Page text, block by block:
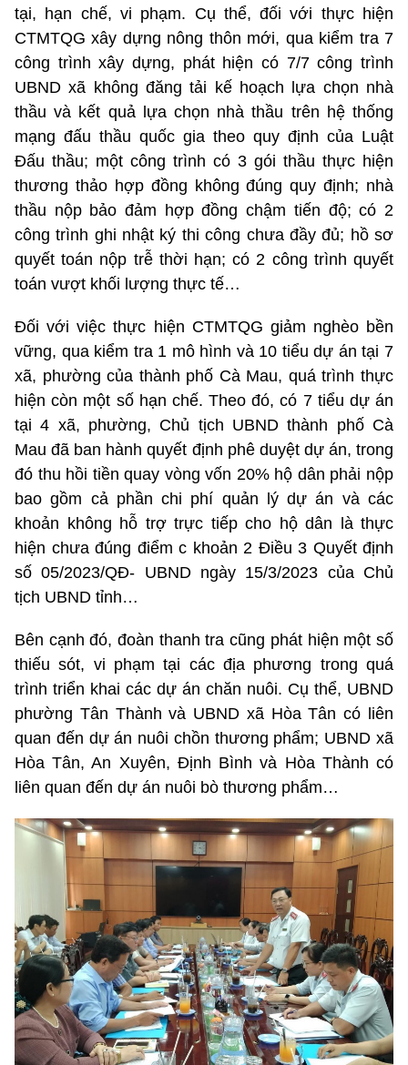
tại, hạn chế, vi phạm. Cụ thể, đối với thực hiện
CTMTQG xây dựng nông thôn mới, qua kiểm tra 7
công trình xây dựng, phát hiện có 7/7 công trình
UBND xã không đăng tải kế hoạch lựa chọn nhà
thầu và kết quả lựa chọn nhà thầu trên hệ thống
mạng đấu thầu quốc gia theo quy định của Luật
Đấu thầu; một công trình có 3 gói thầu thực hiện
thương thảo hợp đồng không đúng quy định; nhà
thầu nộp bảo đảm hợp đồng chậm tiến độ; có 2
công trình ghi nhật ký thi công chưa đầy đủ; hồ sơ
quyết toán nộp trễ thời hạn; có 2 công trình quyết
toán vượt khối lượng thực tế…
Đối với việc thực hiện CTMTQG giảm nghèo bền
vững, qua kiểm tra 1 mô hình và 10 tiểu dự án tại 7
xã, phường của thành phố Cà Mau, quá trình thực
hiện còn một số hạn chế. Theo đó, có 7 tiểu dự án
tại 4 xã, phường, Chủ tịch UBND thành phố Cà
Mau đã ban hành quyết định phê duyệt dự án, trong
đó thu hồi tiền quay vòng vốn 20% hộ dân phải nộp
bao gồm cả phần chi phí quản lý dự án và các
khoản không hỗ trợ trực tiếp cho hộ dân là thực
hiện chưa đúng điểm c khoản 2 Điều 3 Quyết định
số 05/2023/QĐ- UBND ngày 15/3/2023 của Chủ
tịch UBND tỉnh…
Bên cạnh đó, đoàn thanh tra cũng phát hiện một số
thiếu sót, vi phạm tại các địa phương trong quá
trình triển khai các dự án chăn nuôi. Cụ thể, UBND
phường Tân Thành và UBND xã Hòa Tân có liên
quan đến dự án nuôi chồn thương phẩm; UBND xã
Hòa Tân, An Xuyên, Định Bình và Hòa Thành có
liên quan đến dự án nuôi bò thương phẩm…